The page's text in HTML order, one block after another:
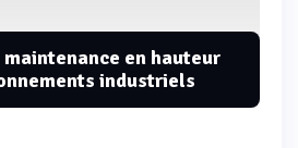
maintenance en hauteur
industriels